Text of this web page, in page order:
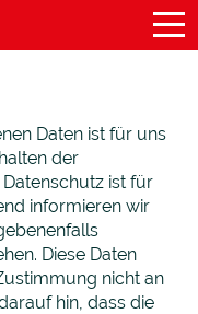
Daten ist für uns
der
ist für
informieren wir
Diese Daten
nicht an
hin, dass die